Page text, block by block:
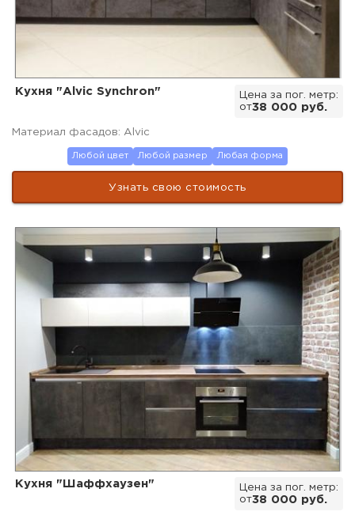
Цена за пог. метр:
от38 000 руб.
Кухня "Alvic Synchron"
Материал фасадов: Alvic
Любой цвет Любой размер Любая форма
Узнать свою стоимость
Цена за пог. метр:
от38 000 руб.
Кухня "Шаффхаузен"